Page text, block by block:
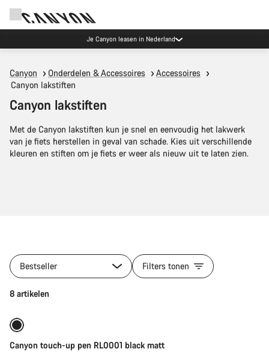
Je Canyon leasen in Nederland
Canyon Onderdelen & Accessoires
Accessoires
Canyon lakstiften
Canyon lakstiften
Met de Canyon lakstiften kun je snel en eenvoudig het lakwerk
van je fiets herstellen in geval van schade. Kies uit verschillende
kleuren en stiften om je fiets er weer als nieuw uit te laten zien.
Bestseller Filters tonen
8 artikelen
Canyon touch-up pen RL0001 black matt